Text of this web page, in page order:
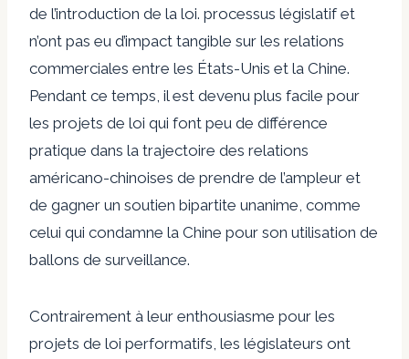
de l’introduction de la loi. processus législatif et
n’ont pas eu d’impact tangible sur les relations
commerciales entre les États-Unis et la Chine.
Pendant ce temps, il est devenu plus facile pour
les projets de loi qui font peu de différence
pratique dans la trajectoire des relations
américano-chinoises de prendre de l’ampleur et
de gagner un soutien bipartite unanime, comme
celui qui condamne la Chine pour son utilisation de
ballons de surveillance.
Contrairement à leur enthousiasme pour les
projets de loi performatifs, les législateurs ont